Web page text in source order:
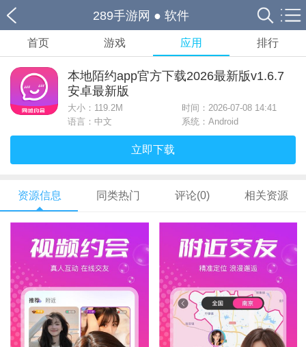
289手游网 ● 软件
首页 游戏 应用 排行
本地陌约app官方下载2026最新版v1.6.7
安卓最新版
大小： 119.2M
时间：2026-07-08 14:41
语言：中文
系统：Android
立即下载
资源信息 同类热门 评论(0) 相关资源